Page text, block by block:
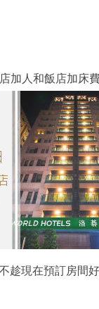
加人和飯店加床
趁現在預訂房間好